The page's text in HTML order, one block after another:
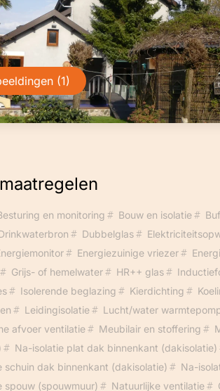
(1)
en monitoring Bouw en isolatie
Dubbelglas
Energiezuinige vriezer
Grijs- of hemelwater HR++ glas
Isolerende beglazing Kierdichting
Leidingisolatie Lucht/water
afvoer ventilatie Meubilair en stoffering
Na-isolatie plat dak binnenkant (dakisolatie)
schuin dak binnenkant (dakisolatie)
Na-
spouw (spouwmuur) Natuurlijke ventilatie